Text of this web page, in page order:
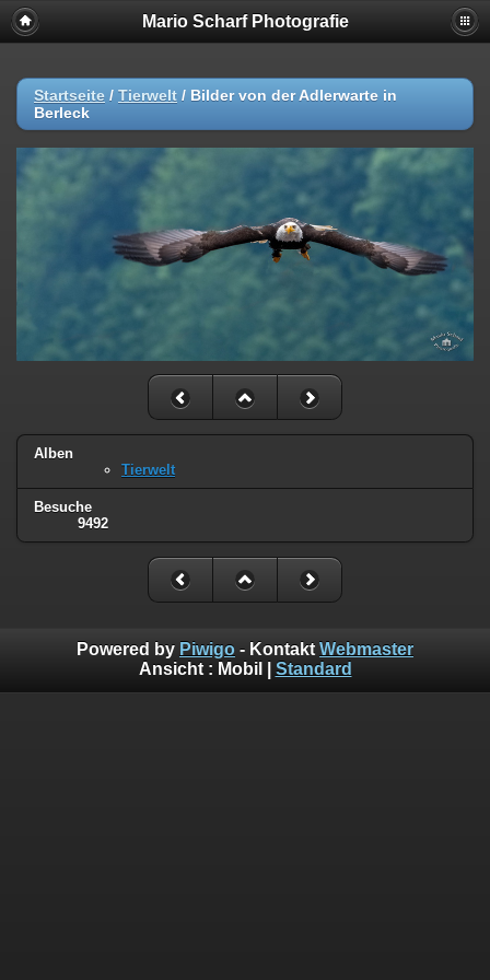
Mario Scharf Photografie
Startseite / Tierwelt / Bilder von der Adlerwarte in
Berleck
Alben
Tierwelt
Besuche
9492
Powered by Piwigo - Kontakt Webmaster
Ansicht : Mobil Standard